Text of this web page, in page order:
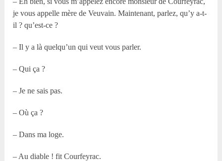
je vous appelle mère de Veuvain. Maintenant, parlez, qu’y a-t-
il ? qu’est-ce ?
– Il y a là quelqu’un qui veut vous parler.
– Qui ça ?
– Je ne sais pas.
– Où ça ?
– Dans ma loge.
– Au diable ! fit Courfeyrac.